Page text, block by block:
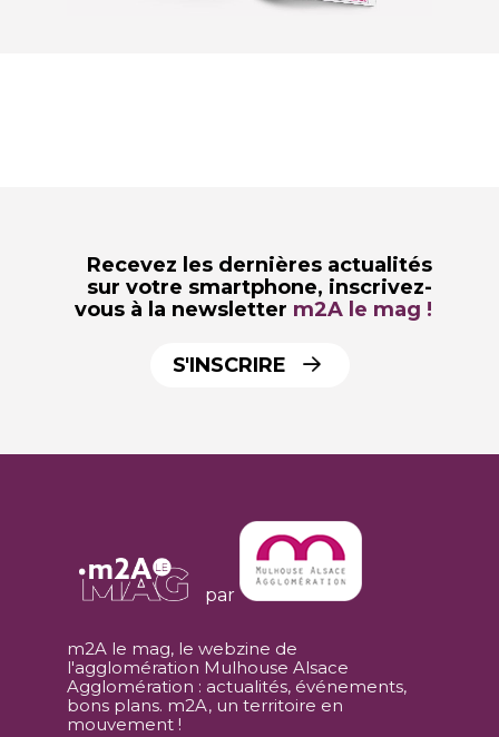
Recevez les dernières actualités
sur votre smartphone, inscrivez-
vous à la newsletter m2A le mag !
S'INSCRIRE
par
m2A le mag, le webzine de
l'agglomération Mulhouse Alsace
Agglomération : actualités, événements,
bons plans. m2A, un territoire en
mouvement !